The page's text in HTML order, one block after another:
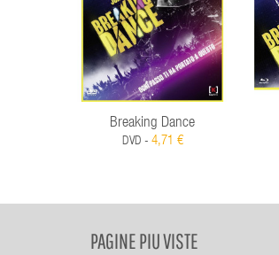
Breaking Dance
DVD - 4,71 €
PAGINE PIU VISTE